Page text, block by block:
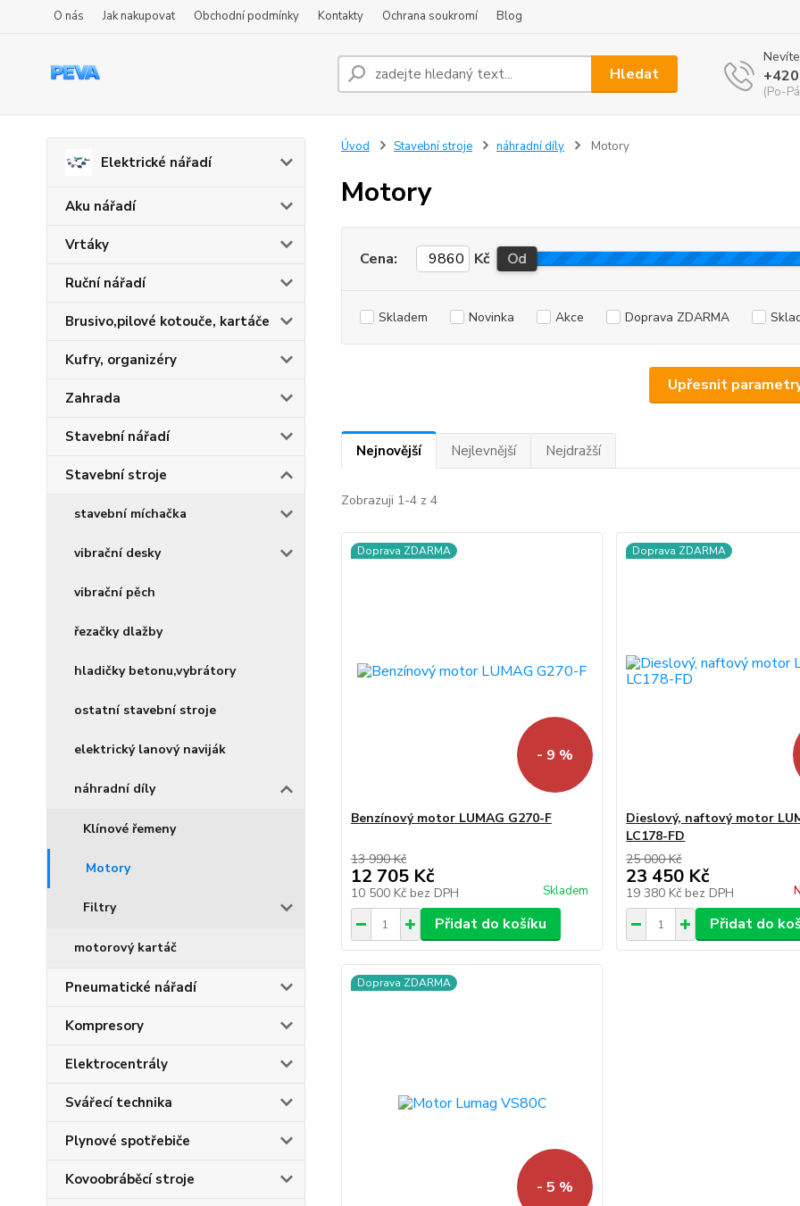
O nás Jak nakupovat Obchodní podmínky Kontakty Ochrana soukromí Blog
Hledat
(Po-
Elektrické nářadí
Aku nářadí
Vrtáky
Ruční nářadí
Brusivo,pilové kotouče, kartáče
Kufry, organizéry
Zahrada
Stavební nářadí
Stavební stroje
stavební míchačka
vibrační desky
vibrační pěch
řezačky dlažby
hladičky betonu,vybrátory
ostatní stavební stroje
elektrický lanový naviják
náhradní díly
Klínové řemeny
Motory
Filtry
motorový kartáč
Pneumatické nářadí
Kompresory
Elektrocentrály
Svářecí technika
Plynové spotřebiče
Kovoobráběcí stroje
Úvod Stavební stroje náhradní díly Motory
Motory
Upřesnit
Cena: Kč Od
Skladem Novinka Akce Doprava ZDARMA
Nejnovější Nejlevnější Nejdražší
Zobrazuji 1-4 z 4
Doprava ZDARMA
- 9 %
Benzínový motor LUMAG G270-F
13 990 Kč
12 705 Kč
10 500 Kč bez DPH Skladem
Přidat do košíku
Doprava ZDARMA
Dieslový, naftový motor
LC178-FD
25 000 Kč
23 450 Kč
19 380 Kč bez DPH
Přidat do
Doprava ZDARMA
- 5 %